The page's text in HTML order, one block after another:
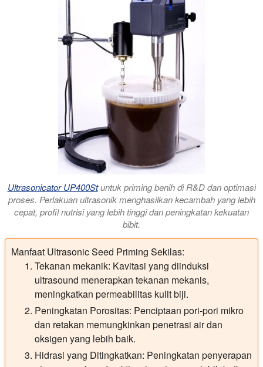
Ultrasonicator UP400Stuntuk priming benih di R&D dan optimasi
proses. Perlakuan ultrasonik menghasilkan kecambah yang lebih
cepat, profil nutrisi yang lebih tinggi dan peningkatan kekuatan
bibit.
Manfaat Ultrasonic Seed Priming Sekilas:
Tekanan mekanik: Kavitasi yang diinduksi
ultrasound menerapkan tekanan mekanis,
meningkatkan permeabilitas kulit biji.
Peningkatan Porositas: Penciptaan pori-pori mikro
dan retakan memungkinkan penetrasi air dan
oksigen yang lebih baik.
Hidrasi yang Ditingkatkan: Peningkatan penyerapan